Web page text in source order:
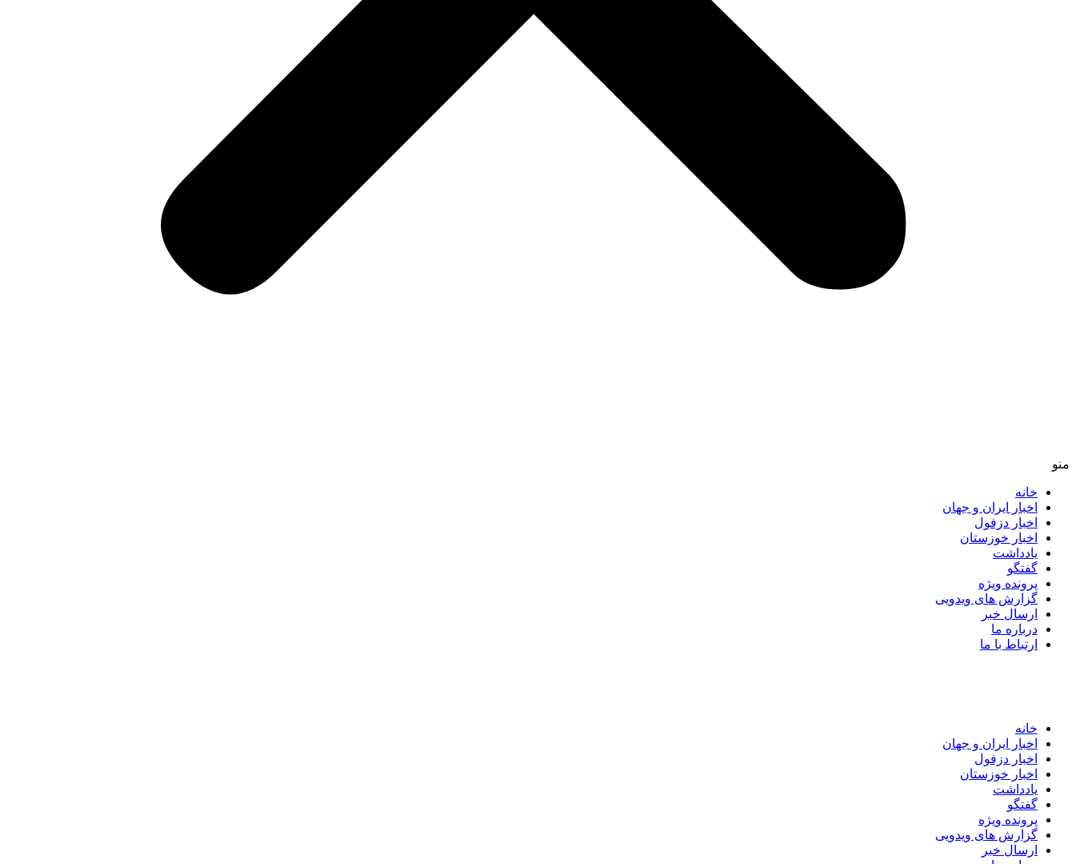
منو
خانه
اخبار ایران و جهان
اخبار دزفول
اخبار خوزستان
یادداشت
گفتگو
پرونده ویژه
گزارش های ویدویی
ارسال خبر
درباره ما
ارتباط با ما
خانه
اخبار ایران و جهان
اخبار دزفول
اخبار خوزستان
یادداشت
گفتگو
پرونده ویژه
گزارش های ویدویی
ارسال خبر